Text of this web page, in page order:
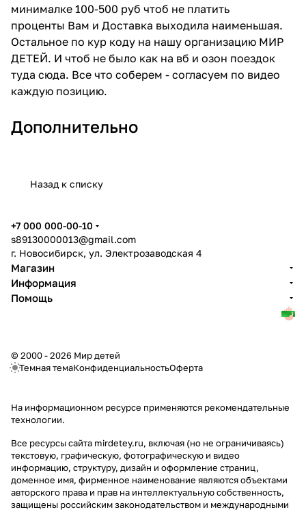
минималке 100-500 руб чтоб не платить
проценты Вам и Доставка выходила наименьшая.
Остальное по кур коду на нашу организацию МИР
ДЕТЕЙ. И чтоб не было как на вб и озон поездок
туда сюда. Все что соберем - согласуем по видео
каждую позицию.
Дополнительно
Назад к списку
+7 000 000-00-10
s89130000013@gmail.com
г. Новосибирск, ул. Электрозаводская 4
Магазин
Информация
Помощь
© 2000 - 2026 Мир детей
Темная темаКонфиденциальностьОферта
На информационном ресурсе применяются рекомендательные
технологии.
Все ресурсы сайта mirdetey.ru, включая (но не ограничиваясь)
текстовую, графическую, фотографическую и видео
информацию, структуру, дизайн и оформление страниц,
доменное имя, фирменное наименование являются объектами
авторского права и прав на интеллектуальную собственность,
защищены российским законодательством и международными